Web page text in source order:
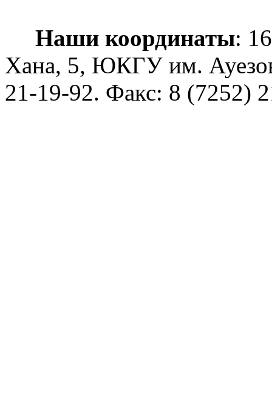
Наши координаты:
Хана, 5, ЮКГУ им.
21-19-92. Факс: 8 (7252)